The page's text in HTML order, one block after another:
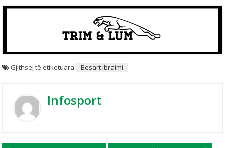
Gjithsej të etiketuara Besart Ibraimi
Infosport